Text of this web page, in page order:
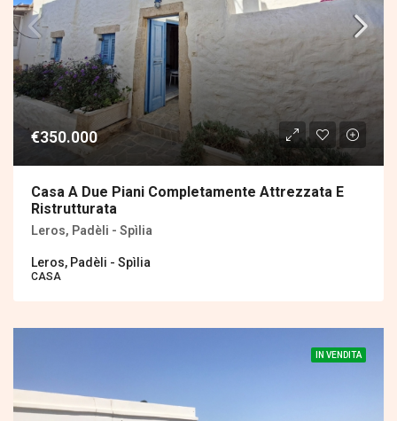
€350.000
Casa A Due Piani Completamente Attrezzata E
Ristrutturata
Leros, Padèli - Spìlia
Leros, Padèli - Spìlia
CASA
IN VENDITA